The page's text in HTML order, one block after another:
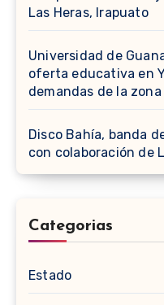
Las Heras, Irapuato
Universidad de
oferta educativa en
demandas de la
Disco Bahía, banda
con colaboración de
Categorias
Estado